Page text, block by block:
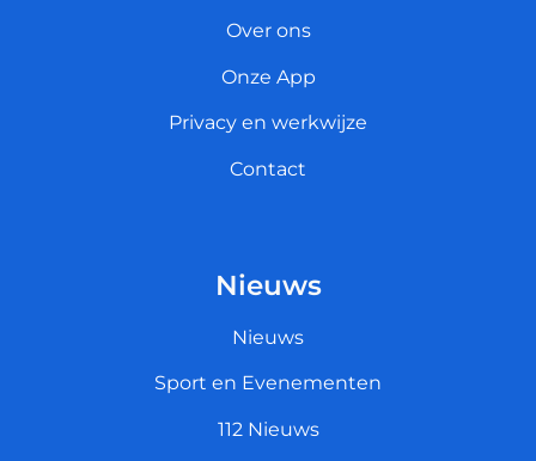
Over ons
Onze App
Privacy en werkwijze
Contact
Nieuws
Nieuws
Sport en Evenementen
112 Nieuws